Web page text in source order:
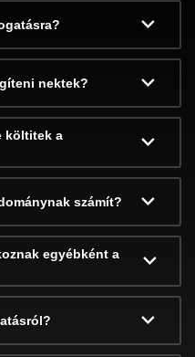
nektek?
költitek a
számít?
egyébként a